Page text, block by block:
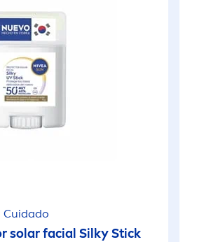
Cuidado
solar facial Silky Stick